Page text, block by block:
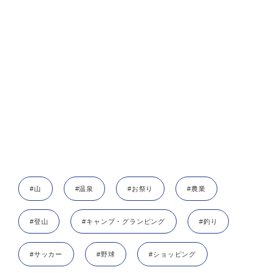
#山 #温泉 #お祭り #農業
#登山 #キャンプ・グランピング #釣り
#サッカー #野球 #ショッピング